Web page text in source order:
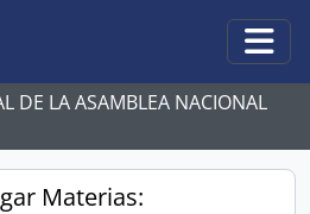
DE LA ASAMBLEA NACIONAL
Materias: